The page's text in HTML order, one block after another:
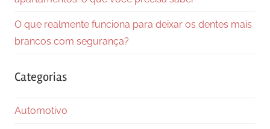
O que realmente funciona para deixar os dentes mais
brancos com segurança?
Categorias
Automotivo